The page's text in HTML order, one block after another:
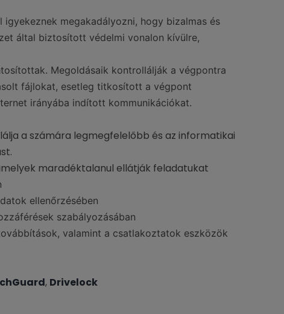
megakadályozni, hogy bizalmas és
által biztosított védelmi vonalon kívülre,
Megoldásaik kontrollálják a végpontra
fájlokat, esetleg titkosított a végpont
irányába indított kommunikációkat.
a számára legmegfelelőbb és az informatikai
maradéktalanul ellátják feladatukat
ellenőrzésében
szabályozásában
valamint a csatlakoztatok eszközök
, Drivelock